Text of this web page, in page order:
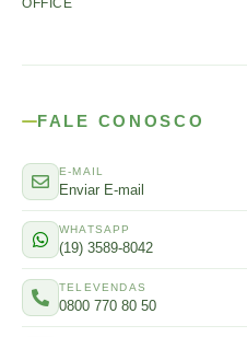
FALE CONOSCO
E-MAIL
Enviar E-mail
WHATSAPP
(19) 3589-8042
TELEVENDAS
0800 770 80 50